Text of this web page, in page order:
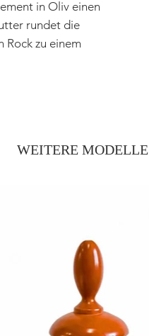
in Oliv einen
rundet die
zu einem
WEITERE MODELLE